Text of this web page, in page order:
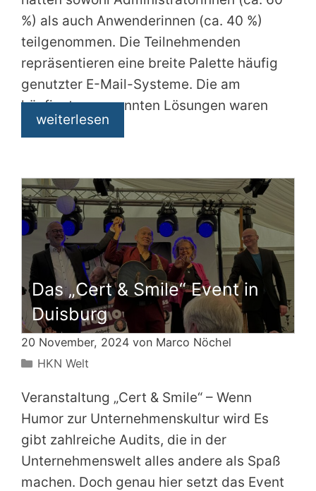
%) als auch Anwenderinnen (ca. 40 %)
teilgenommen. Die Teilnehmenden
repräsentieren eine breite Palette häufig
genutzter E-Mail-Systeme. Die am
häufigsten genannten Lösungen waren
weiterlesen
Das „Cert & Smile“ Event in
Duisburg
20 November, 2024 von Marco Nöchel
Kategorien
HKN Welt
Veranstaltung „Cert & Smile“ – Wenn
Humor zur Unternehmenskultur wird Es
gibt zahlreiche Audits, die in der
Unternehmenswelt alles andere als Spaß
machen. Doch genau hier setzt das Event